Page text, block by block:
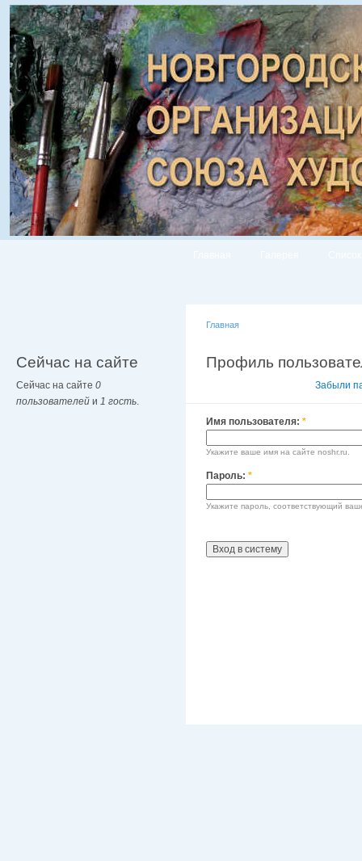
Сейчас на сайте
Сейчас на сайте 0
пользователей и 1 гость.
Главная
Профиль
Забыли
Имя пользователя: *
Укажите ваше имя на сайте noshr.ru.
Пароль: *
Укажите пароль, соответствующий